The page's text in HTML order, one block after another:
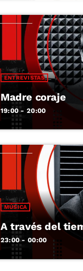
ENTREVISTAS
Madre coraje
19:00 - 20:00
MÚSICA
A través del
23:00 - 00:00